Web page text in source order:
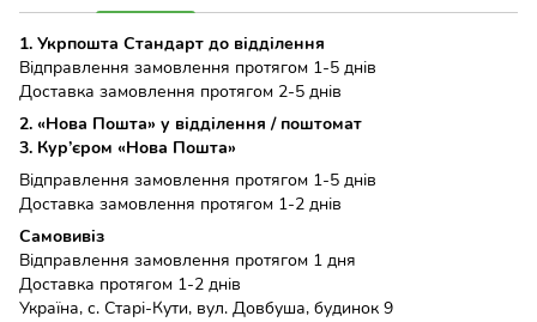
1. Укрпошта Стандарт до відділення
Відправлення замовлення протягом 1-5 днів
Доставка замовлення протягом 2-5 днів
2. «Нова Пошта» у відділення / поштомат
3. Кур’єром «Нова Пошта»
Відправлення замовлення протягом 1-5 днів
Доставка замовлення протягом 1-2 днів
Самовивіз
Відправлення замовлення протягом 1 дня
Доставка протягом 1-2 днів
Україна, с. Старі-Кути, вул. Довбуша, будинок 9